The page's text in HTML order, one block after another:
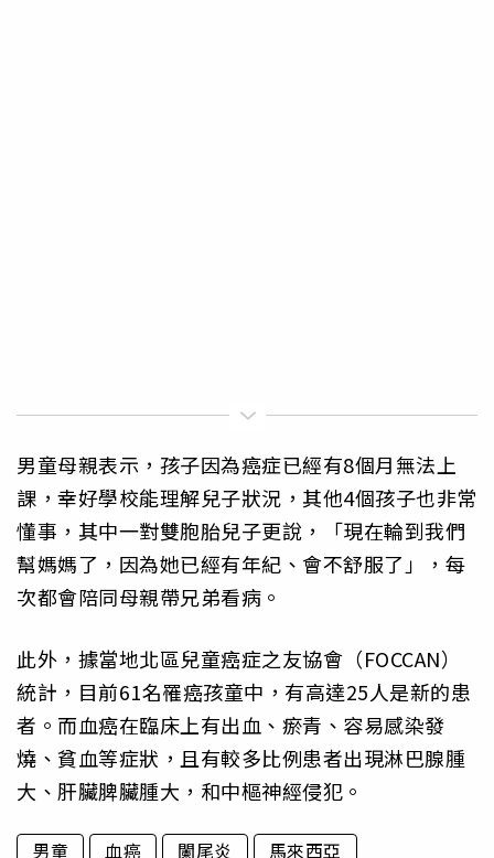
男童母親表示，孩子因為癌症已經有8個月無法上
課，幸好學校能理解兒子狀況，其他4個孩子也非常
懂事，其中一對雙胞胎兒子更說，「現在輪到我們
幫媽媽了，因為她已經有年紀、會不舒服了」，每
次都會陪同母親帶兄弟看病。
此外，據當地北區兒童癌症之友協會（FOCCAN）
統計，目前61名罹癌孩童中，有高達25人是新的患
者。而血癌在臨床上有出血、瘀青、容易感染發
燒、貧血等症狀，且有較多比例患者出現淋巴腺腫
大、肝臟脾臟腫大，和中樞神經侵犯。
男童 血癌 闌尾炎 馬來西亞